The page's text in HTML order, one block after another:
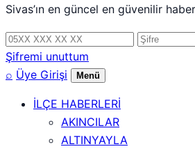
Sivas’ın en güncel en güvenilir
Telefon
numarası
Şifre
Şifremi unuttum
⌕ Üye Girişi Menü
İLÇE HABERLERİ
AKINCILAR
ALTINYAYLA